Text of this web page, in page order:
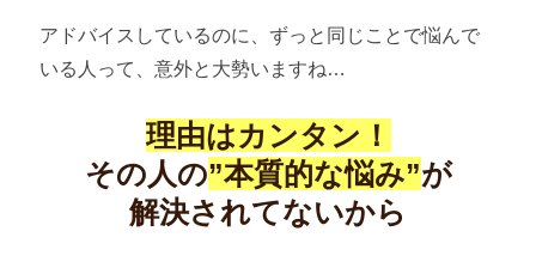
アドバイスしているのに、ずっと同じことで悩んで
いる人って、意外と大勢いますね…
理由はカンタン！
その人の”本質的な悩み”が
解決されてないから